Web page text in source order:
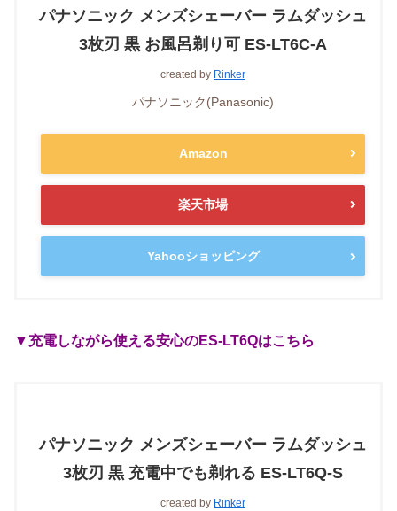
パナソニック メンズシェーバー ラムダッシュ
3枚刃 黒 お風呂剃り可 ES-LT6C-A
created by Rinker
パナソニック(Panasonic)
Amazon
楽天市場
Yahooショッピング
▼充電しながら使える安心のES-LT6Qはこちら
パナソニック メンズシェーバー ラムダッシュ
3枚刃 黒 充電中でも剃れる ES-LT6Q-S
created by Rinker